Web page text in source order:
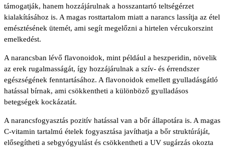
támogatják, hanem hozzájárulnak a hosszantartó teltségérzet
kialakításához is. A magas rosttartalom miatt a narancs lassítja az étel
emésztésének ütemét, ami segít megelőzni a hirtelen vércukorszint
emelkedést.
A narancsban lévő flavonoidok, mint például a heszperidin, növelik
az erek rugalmasságát, így hozzájárulnak a szív- és érrendszer
egészségének fenntartásához. A flavonoidok emellett gyulladásgátló
hatással bírnak, ami csökkentheti a különböző gyulladásos
betegségek kockázatát.
A narancsfogyasztás pozitív hatással van a bőr állapotára is. A magas
C-vitamin tartalmú ételek fogyasztása javíthatja a bőr struktúráját,
elősegítheti a sebgyógyulást és csökkentheti a UV sugárzás okozta